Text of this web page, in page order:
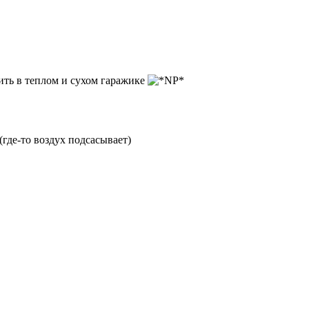
в теплом и сухом гаражике
то воздух подсасывает)